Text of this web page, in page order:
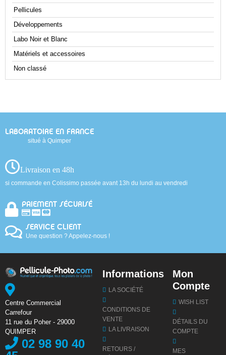
Pellicules
Développements
Labo Noir et Blanc
Matériels et accessoires
Non classé
LABORATOIRE EN FRANCE
situé à Quimper
Livraison en 48h
si commande en Colissimo passée avant 13h du lundi au vendredi
PAIEMENT SÉCURISÉ
SERVICE CLIENT
Une question ? Appelez-nous !
Centre Commercial
Carrefour
11 rue du Poher - 29000
QUIMPER
02 98 90 40
Informations
LA SOCIÉTÉ
CONDITIONS DE
VENTE
LA LIVRAISON
RETOURS /
Mon
Compte
WISH LIST
DÉTAILS DU
COMPTE
MES